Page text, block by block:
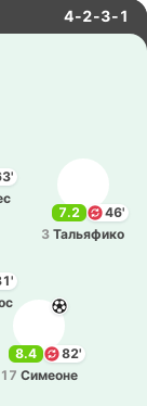
4-2-3-1
7.2
46'
3 Та­лья­фи­ко
8.4
82'
17 Си­мео­не